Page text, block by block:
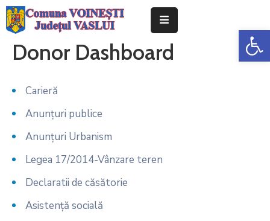
Despre
Informații
de
public
Anunțuri
publice
Contact
Donor Dashboard
Carieră
Anunțuri publice
Anunțuri Urbanism
Legea 17/2014-Vânzare teren
Declaratii de căsătorie
Asistență socială